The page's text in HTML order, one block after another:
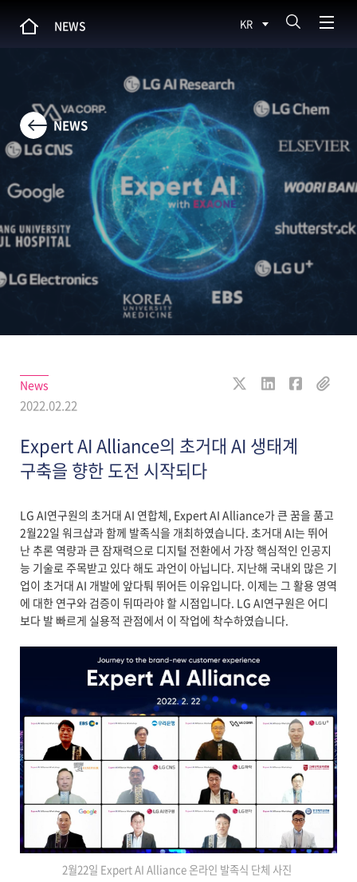
NEWS KR
NEWS
News
2022.02.22
Expert AI Alliance의 초거대 AI 생태계
구축을 향한 도전 시작되다
LG AI연구원의 초거대 AI 연합체, Expert AI Alliance가 큰 꿈을 품고
2월22일 워크샵과 함께 발족식을 개최하였습니다. 초거대 AI는 뛰어
난 추론 역량과 큰 잠재력으로 디지털 전환에서 가장 핵심적인 인공지
능 기술로 주목받고 있다 해도 과언이 아닙니다. 지난해 국내외 많은 기
업이 초거대 AI 개발에 앞다퉈 뛰어든 이유입니다. 이제는 그 활용 영역
에 대한 연구와 검증이 뒤따라야 할 시점입니다. LG AI연구원은 어디
보다 발 빠르게 실용적 관점에서 이 작업에 착수하였습니다.
2월22일 Expert AI Alliance 온라인 발족식 단체 사진